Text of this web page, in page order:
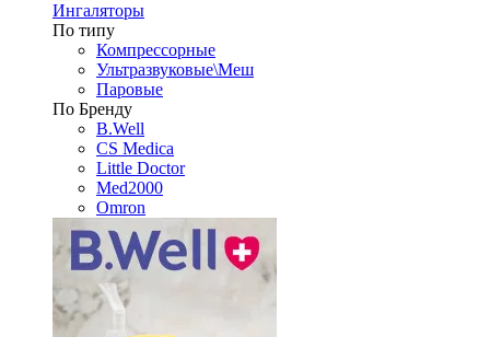
Ингаляторы
По типу
Компрессорные
Ультразвуковые\Меш
Паровые
По Бренду
B.Well
CS Medica
Little Doctor
Med2000
Omron